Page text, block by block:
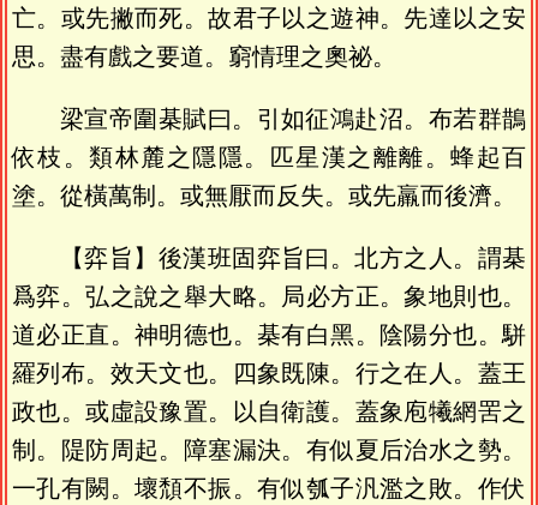
亡。或先撇而死。故君子以之遊神。先達以之安
思。盡有戲之要道。窮情理之奧祕。
梁宣帝圍棊賦曰。引如征鴻赴沼。布若群鵲
依枝。類林麓之隱隱。匹星漢之離離。蜂起百
塗。從橫萬制。或無厭而反失。或先羸而後濟。
【弈旨】後漢班固弈旨曰。北方之人。謂棊
爲弈。弘之說之舉大略。局必方正。象地則也。
道必正直。神明德也。棊有白黑。陰陽分也。駢
羅列布。效天文也。四象既陳。行之在人。蓋王
政也。或虛設豫置。以自衛護。蓋象庖犧網罟之
制。隄防周起。障塞漏決。有似夏后治水之勢。
一孔有闕。壞頹不振。有似瓠子汎濫之敗。作伏